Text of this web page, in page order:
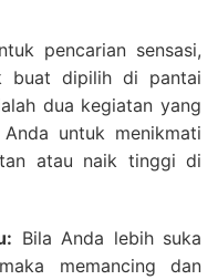
pencarian sensasi,
buat dipilih di pantai
dua kegiatan yang
untuk menikmati
atau naik tinggi di
Bila Anda lebih suka
memancing dan